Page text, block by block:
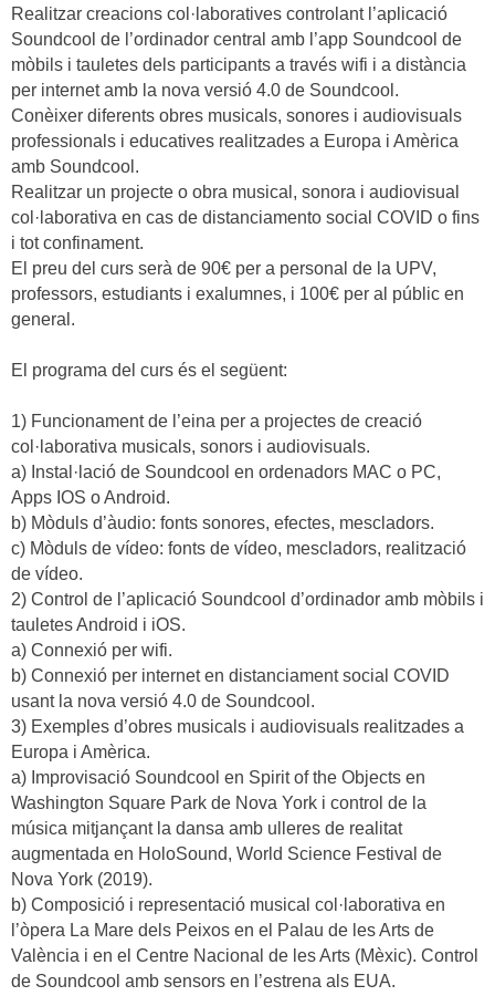
Realitzar creacions col·laboratives controlant l’aplicació
Soundcool de l’ordinador central amb l’app Soundcool de
mòbils i tauletes dels participants a través wifi i a distància
per internet amb la nova versió 4.0 de Soundcool.
Conèixer diferents obres musicals, sonores i audiovisuals
professionals i educatives realitzades a Europa i Amèrica
amb Soundcool.
Realitzar un projecte o obra musical, sonora i audiovisual
col·laborativa en cas de distanciamento social COVID o fins
i tot confinament.
El preu del curs serà de 90€ per a personal de la UPV,
professors, estudiants i exalumnes, i 100€ per al públic en
general.
El programa del curs és el següent:
1) Funcionament de l’eina per a projectes de creació
col·laborativa musicals, sonors i audiovisuals.
a) Instal·lació de Soundcool en ordenadors MAC o PC,
Apps IOS o Android.
b) Mòduls d’àudio: fonts sonores, efectes, mescladors.
c) Mòduls de vídeo: fonts de vídeo, mescladors, realització
de vídeo.
2) Control de l’aplicació Soundcool d’ordinador amb mòbils i
tauletes Android i iOS.
a) Connexió per wifi.
b) Connexió per internet en distanciament social COVID
usant la nova versió 4.0 de Soundcool.
3) Exemples d’obres musicals i audiovisuals realitzades a
Europa i Amèrica.
a) Improvisació Soundcool en Spirit of the Objects en
Washington Square Park de Nova York i control de la
música mitjançant la dansa amb ulleres de realitat
augmentada en HoloSound, World Science Festival de
Nova York (2019).
b) Composició i representació musical col·laborativa en
l’òpera La Mare dels Peixos en el Palau de les Arts de
València i en el Centre Nacional de les Arts (Mèxic). Control
de Soundcool amb sensors en l’estrena als EUA.